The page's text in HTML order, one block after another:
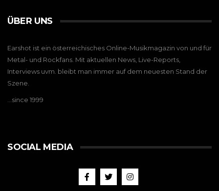
ÜBER UNS
Earshot ist ein österreichisches Online-Musikmagazin von und für
Metal- und Rockfans. Mit aktuellen News, Live-Reports,
Interviews uvm. bleibt man immer auf dem neuesten Stand der
Szene.
…since 1999
SOCIAL MEDIA